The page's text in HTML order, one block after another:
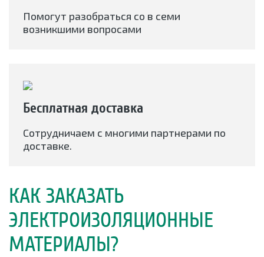
Помогут разобраться со в семи
возникшими вопросами
Бесплатная доставка
Сотрудничаем с многими партнерами по
доставке.
КАК ЗАКАЗАТЬ
ЭЛЕКТРОИЗОЛЯЦИОННЫЕ
МАТЕРИАЛЫ?